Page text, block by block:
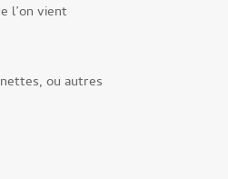
l’on vient
ou autres